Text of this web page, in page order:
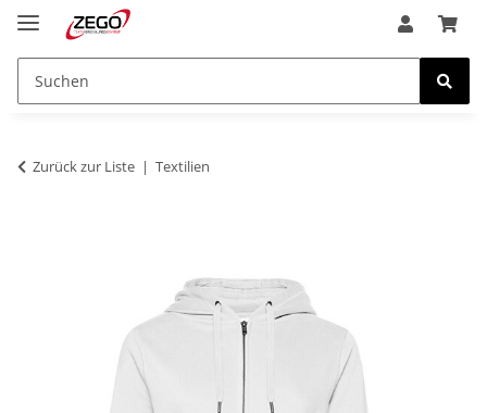
Zurück zur Liste Textilien